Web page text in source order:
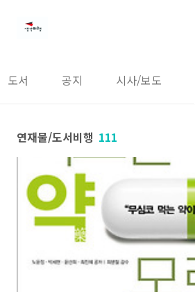
도서 공지 시사/보도
연재물/도서비행 111